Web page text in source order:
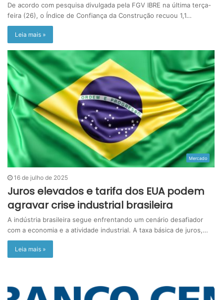
De acordo com pesquisa divulgada pela FGV IBRE na última terça-
feira (26), o Índice de Confiança da Construção recuou 1,1…
Leia mais »
Mercado
16 de julho de 2025
Juros elevados e tarifa dos EUA podem
agravar crise industrial brasileira
A indústria brasileira segue enfrentando um cenário desafiador
com a economia e a atividade industrial. A taxa básica de juros,…
Leia mais »